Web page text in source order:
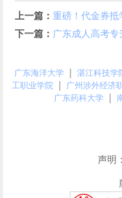
上一篇： 重磅！代金券抵
下一篇： 广东成人高考
广东海洋大学 湛江科技学
工职业学院
广州涉外经济
广东药科大学
声明